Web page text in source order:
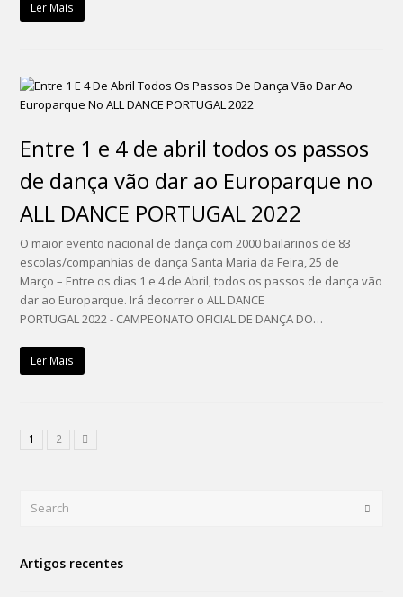
Ler Mais
Entre 1 e 4 de abril todos os passos
de dança vão dar ao Europarque no
ALL DANCE PORTUGAL 2022
O maior evento nacional de dança com 2000 bailarinos de 83
escolas/companhias de dança Santa Maria da Feira, 25 de
Março – Entre os dias 1 e 4 de Abril, todos os passos de dança vão
dar ao Europarque. Irá decorrer o ALL DANCE
PORTUGAL 2022 - CAMPEONATO OFICIAL DE DANÇA DO…
Ler Mais
1 2
Artigos recentes